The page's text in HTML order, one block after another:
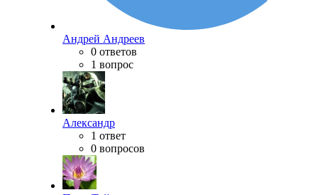
Андрей Андреев
0 ответов
1 вопрос
Александр
1 ответ
0 вопросов